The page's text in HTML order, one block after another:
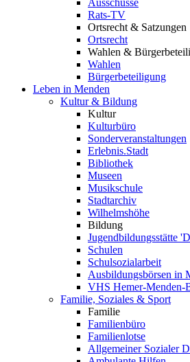
Ausschüsse
Rats-TV
Ortsrecht & Satzungen
Ortsrecht
Wahlen &
Wahlen
Bürgerbeteiligung
Leben in Menden
Kultur & Bildung
Kultur
Kulturbüro
Sonderveranstaltungen
Erlebnis.Stadt
Bibliothek
Museen
Musikschule
Stadtarchiv
Wilhelmshöhe
Bildung
Jugendbildungsstätte
Schulen
Schulsozialarbeit
Ausbildungsbörsen in
VHS Hemer-Menden-
Familie, Soziales & Sport
Familie
Familienbüro
Familienlotse
Allgemeiner Sozialer